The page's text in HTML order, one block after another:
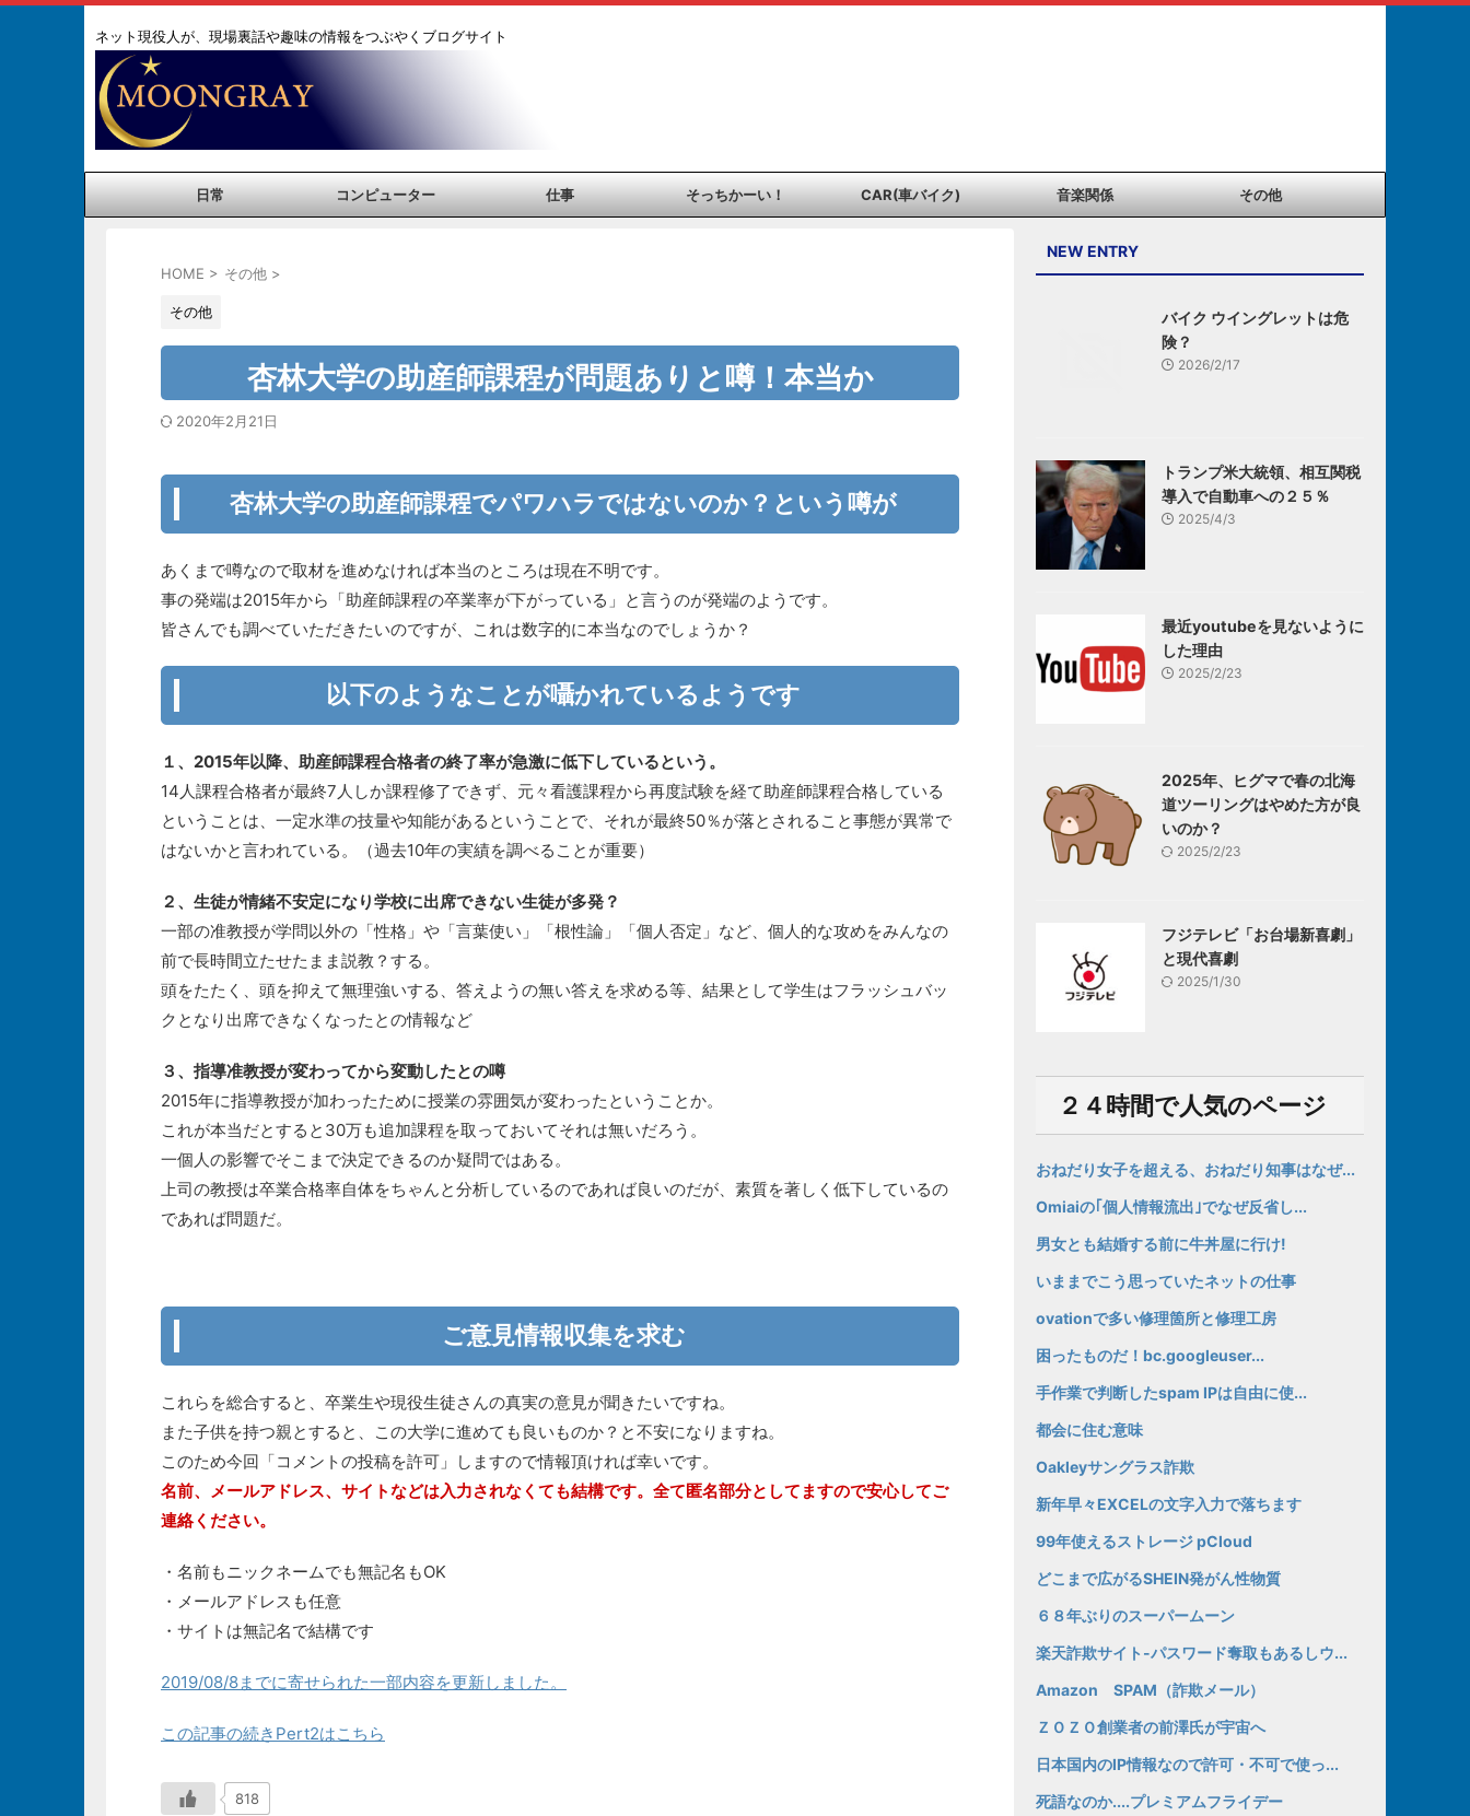
ネット現役人が、現場裏話や趣味の情報をつぶやくブログサイト
日常 コンピューター 仕事 そっちかーい！ CAR(車バイク) 音楽関係 その他
HOME > その他 >
その他
杏林大学の助産師課程が問題ありと噂！本当か
2020年2月21日
杏林大学の助産師課程でパワハラではないのか？という噂が
あくまで噂なので取材を進めなければ本当のところは現在不明です。
事の発端は2015年から「助産師課程の卒業率が下がっている」と言うのが発端のようです。
皆さんでも調べていただきたいのですが、これは数字的に本当なのでしょうか？
以下のようなことが囁かれているようです
１、2015年以降、助産師課程合格者の終了率が急激に低下しているという。
14人課程合格者が最終7人しか課程修了できず、元々看護課程から再度試験を経て助産師課程合格している
ということは、一定水準の技量や知能があるということで、それが最終50％が落とされること事態が異常で
はないかと言われている。（過去10年の実績を調べることが重要）
２、生徒が情緒不安定になり学校に出席できない生徒が多発？
一部の准教授が学問以外の「性格」や「言葉使い」「根性論」「個人否定」など、個人的な攻めをみんなの
前で長時間立たせたまま説教？する。
頭をたたく、頭を抑えて無理強いする、答えようの無い答えを求める等、結果として学生はフラッシュバッ
クとなり出席できなくなったとの情報など
３、指導准教授が変わってから変動したとの噂
2015年に指導教授が加わったために授業の雰囲気が変わったということか。
これが本当だとすると30万も追加課程を取っておいてそれは無いだろう。
一個人の影響でそこまで決定できるのか疑問ではある。
上司の教授は卒業合格率自体をちゃんと分析しているのであれば良いのだが、素質を著しく低下しているの
であれば問題だ。
ご意見情報収集を求む
これらを総合すると、卒業生や現役生徒さんの真実の意見が聞きたいですね。
また子供を持つ親とすると、この大学に進めても良いものか？と不安になりますね。
このため今回「コメントの投稿を許可」しますので情報頂ければ幸いです。
名前、メールアドレス、サイトなどは入力されなくても結構です。全て匿名部分としてますので安心してご
連絡ください。
・名前もニックネームでも無記名もOK
・メールアドレスも任意
・サイトは無記名で結構です
2019/08/8までに寄せられた一部内容を更新しました。
この記事の続きPert2はこちら
818
NEW ENTRY
バイク ウイングレットは危
険？
2026/2/17
トランプ米大統領、相互関税
導入で自動車への２５％
2025/4/3
最近youtubeを見ないように
した理由
2025/2/23
2025年、ヒグマで春の北海
道ツーリングはやめた方が良
いのか？
2025/2/23
フジテレビ「お台場新喜劇」
と現代喜劇
2025/1/30
２４時間で人気のページ
おねだり女子を超える、おねだり知事はなぜ...
Omiaiの｢個人情報流出｣でなぜ反省し...
男女とも結婚する前に牛丼屋に行け!
いままでこう思っていたネットの仕事
ovationで多い修理箇所と修理工房
困ったものだ！bc.googleuser...
手作業で判断したspam IPは自由に使...
都会に住む意味
Oakleyサングラス詐欺
新年早々EXCELの文字入力で落ちます
99年使えるストレージ pCloud
どこまで広がるSHEIN発がん性物質
６８年ぶりのスーパームーン
楽天詐欺サイト-パスワード奪取もあるしウ...
Amazon SPAM（詐欺メール）
ＺＯＺＯ創業者の前澤氏が宇宙へ
日本国内のIP情報なので許可・不可で使っ...
死語なのか....プレミアムフライデー